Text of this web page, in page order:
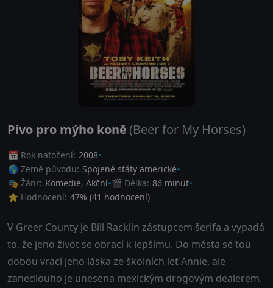
Pivo pro mýho koně (Beer for My Horses)
📅 Rok natočení: 2008
🌎 Země původu: Spojené státy americké
🎭 Žánr: Komedie, Akční 🎬 Délka: 86 minut
⭐ Hodnocení: 47% (41 hodnocení)
V Greer County je Bill Racklin zástupcem šerifa a vypadá
to, že jeho život se obrací k lepšímu. Do města se tou
dobou vrací jeho láska ze školních let Annie, ale
zanedlouho je unesena mexickým drogovým dealerem.